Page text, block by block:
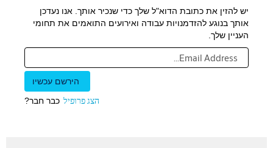
יש להזין את כתובת הדוא"ל שלך כדי שנכיר אותך. אנו נעדכן
אותך בנוגע להזדמנויות עבודה ואירועים התואמים את תחומי
העניין שלך.
כבר חבר? הצג פרופיל